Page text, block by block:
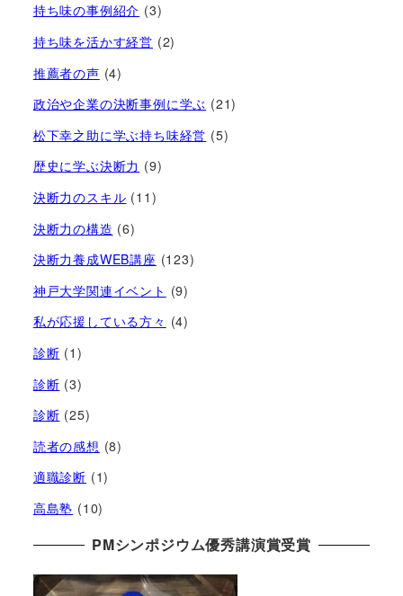
持ち味の事例紹介 (3)
持ち味を活かす経営​ (2)
推薦者の声 (4)
政治や企業の決断事例に学ぶ (21)
松下幸之助に学ぶ持ち味経営 (5)
歴史に学ぶ決断力 (9)
決断力のスキル (11)
決断力の構造 (6)
決断力養成WEB講座 (123)
神戸大学関連イベント (9)
私が応援している方々 (4)
診断 (1)
診断 (3)
診断 (25)
読者の感想 (8)
適職診断 (1)
高島塾 (10)
PMシンポジウム優秀講演賞受賞